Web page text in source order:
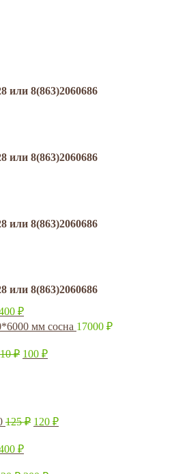
8(863)2060686
8(863)2060686
8(863)2060686
8(863)2060686
₽
мм сосна 17000 ₽
₽ 100 ₽
125₽ 120 ₽
₽